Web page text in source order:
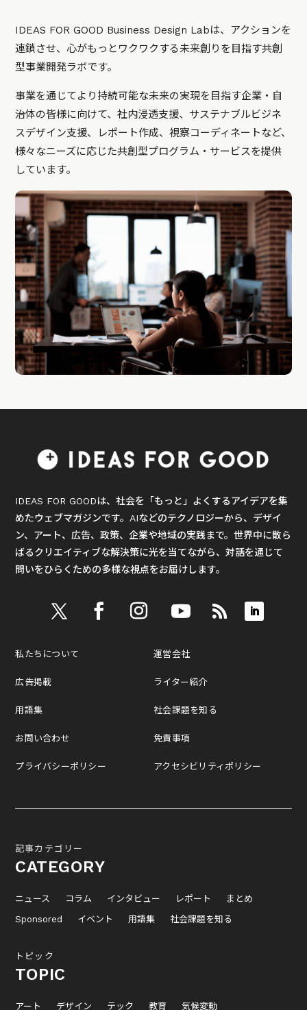
IDEAS FOR GOOD Business Design Labは、アクションを
連鎖させ、心がもっとワクワクする未来創りを目指す共創
型事業開発ラボです。
事業を通じてより持続可能な未来の実現を目指す企業・自
治体の皆様に向けて、社内浸透支援、サステナブルビジネ
スデザイン支援、レポート作成、視察コーディネートなど、
様々なニーズに応じた共創型プログラム・サービスを提供
しています。
IDEAS FOR GOODは、社会を「もっと」よくするアイデアを集
めたウェブマガジンです。AIなどのテクノロジーから、デザイ
ン、アート、広告、政策、企業や地域の実践まで。世界中に散ら
ばるクリエイティブな解決策に光を当てながら、対話を通じて
問いをひらくための多様な視点をお届けします。
私たちについて
広告掲載
用語集
お問い合わせ
プライバシーポリシー
運営会社
ライター紹介
社会課題を知る
免責事項
アクセシビリティポリシー
記事カテゴリー
CATEGORY
ニュース コラム インタビュー レポート
まとめ
Sponsored
イベント 用語集 社会課題を知る
トピック
TOPIC
アート デザイン テック 教育 気候変動